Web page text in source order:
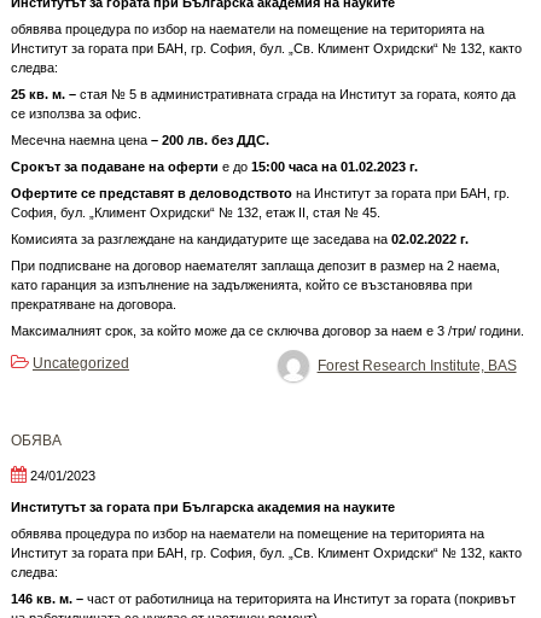
Институтът за гората при Българска академия на науките
обявява процедура по избор на наематели на помещение на територията на
Институт за гората при БАН, гр. София, бул. „Св. Климент Охридски“ № 132, както
следва:
25 кв. м. – стая № 5 в административната сграда на Институт за гората, която да
се използва за офис.
Месечна наемна цена – 200лв. без ДДС.
Срокът за подаване на оферти е до 15:00 часа на01.02.2023г.
Офертите се представят в деловодството на Институт за гората при БАН, гр.
София, бул. „Климент Охридски“ № 132, етаж II, стая № 45.
Комисията за разглеждане на кандидатурите ще заседава на 02.02.2022 г.
При подписване на договор наемателят заплаща депозит в размер на 2 наема,
като гаранция за изпълнение на задълженията, който се възстановява при
прекратяване на договора.
Максималният срок, за който може да се сключва договор за наем е 3 /три/ години.
Forest Research Institute, BAS
Uncategorized
OБЯВА
24/01/2023
Институтът за гората при Българска академия на науките
обявява процедура по избор на наематели на помещение на територията на
Институт за гората при БАН, гр. София, бул. „Св. Климент Охридски“ № 132, както
следва:
146 кв. м. – част от работилница на територията на Институт за гората (покривът